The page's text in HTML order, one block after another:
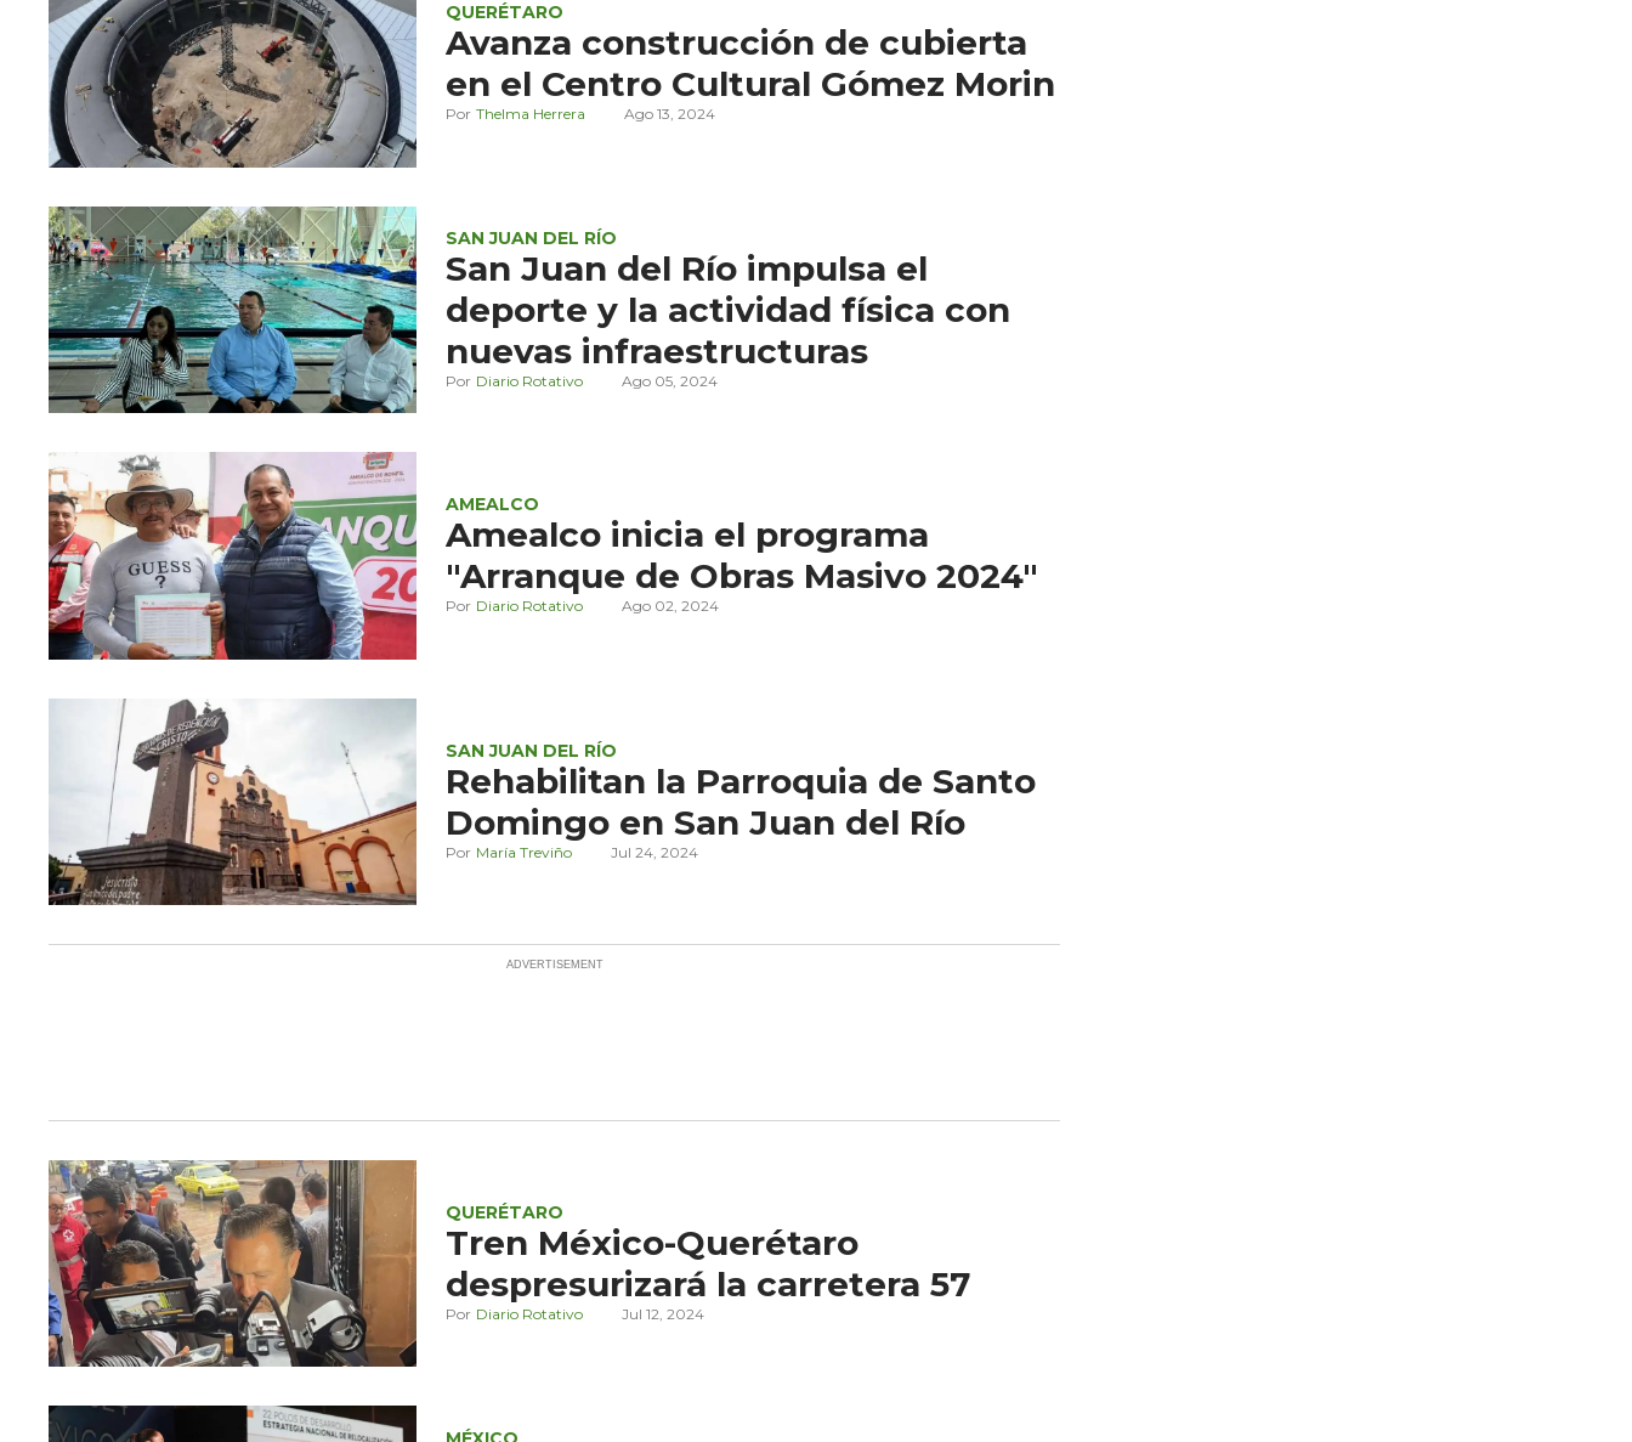
QUERÉTARO
Avanza construcción de cubierta
en el Centro Cultural Gómez Morin
Thelma Herrera Ago 13, 2024
SAN JUAN DEL RÍO
San Juan del Río impulsa el
deporte y la actividad física con
nuevas infraestructuras
Diario Rotativo Ago 05, 2024
AMEALCO
Amealco inicia el programa
"Arranque de Obras Masivo 2024"
Diario Rotativo Ago 02, 2024
SAN JUAN DEL RÍO
Rehabilitan la Parroquia de Santo
Domingo en San Juan del Río
María Treviño Jul 24, 2024
QUERÉTARO
Tren México-Querétaro
despresurizará la carretera 57
Diario Rotativo Jul 12, 2024